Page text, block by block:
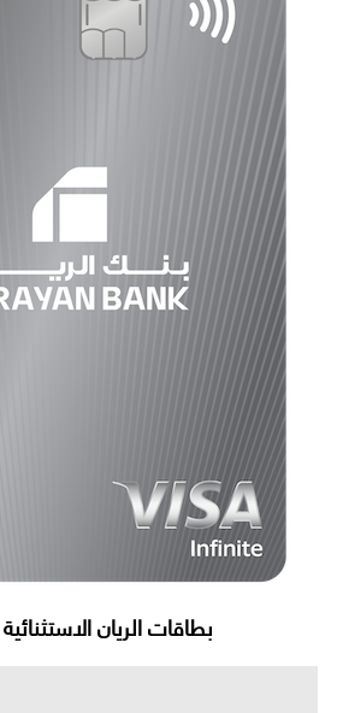
بطاقات الريان الاستثنائية